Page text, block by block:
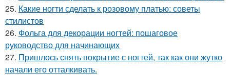
25. Какие ногти сделать к розовому платью: советы
стилистов
26. Фольга для декорации ногтей: пошаговое
руководство для начинающих
27. Пришлось снять покрытие с ногтей, так как они жутко
начали его отталкивать.